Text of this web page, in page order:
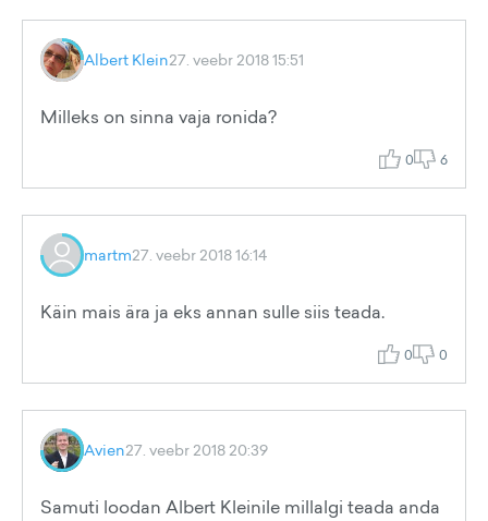
Albert Klein27. veebr 2018 15:51
Milleks on sinna vaja ronida?
0 6
martm27. veebr 2018 16:14
Käin mais ära ja eks annan sulle siis teada.
0 0
Avien27. veebr 2018 20:39
Samuti loodan Albert Kleinile millalgi teada anda